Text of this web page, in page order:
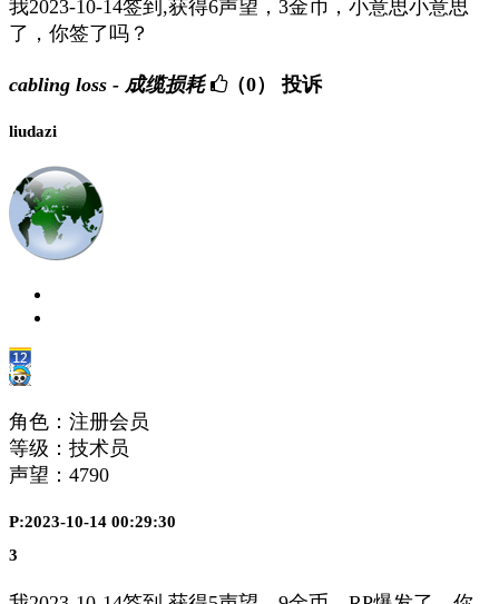
我2023-10-14签到,获得6声望，3金币，小意思小意思
了，你签了吗？
cabling loss - 成缆损耗 （0） 投诉
liudazi
角色：注册会员
等级：技术员
声望： 4790
P:2023-10-14 00:29:30
3